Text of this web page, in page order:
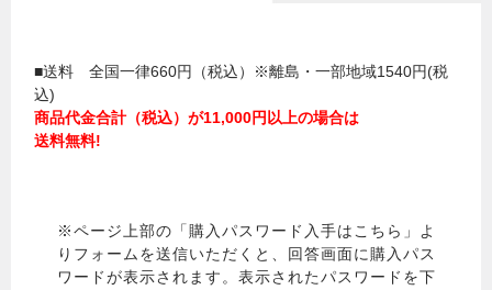
■送料 全国一律660円（税込）※離島・一部地域1540円(税
込)
商品代金合計（税込）が11,000円以上の場合は
送料無料!